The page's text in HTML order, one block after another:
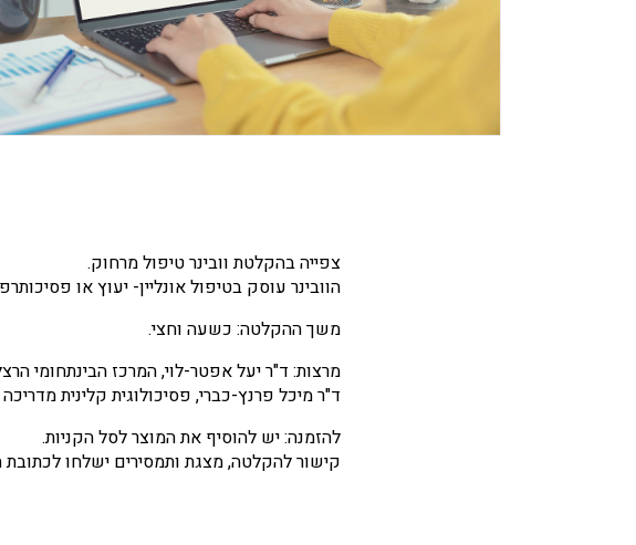
צפייה בהקלטת וובינר טיפול מרחוק.
הוובינר עוסק בטיפול אונליין- יעוץ או
משך ההקלטה: כשעה וחצי.
מרצות: ד"ר יעל אפטר-לוי, המרכז הבינתחומי
ד"ר מיכל פרנץ-כברי, פסיכולוגית קלינית
להזמנה: יש להוסיף את המוצר לסל הקניות.
קישור להקלטה, מצגת ותמסירים ישלחו